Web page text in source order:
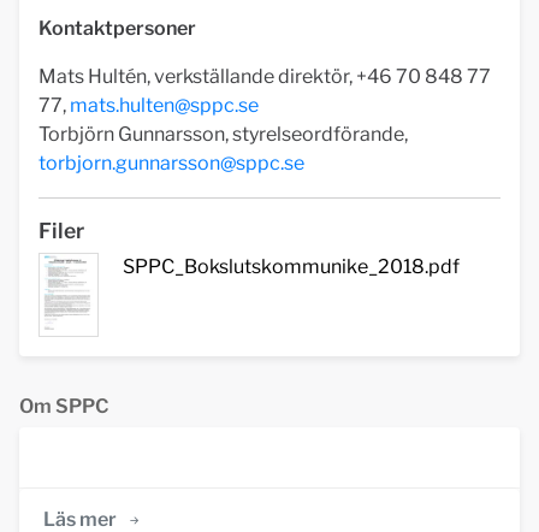
Kontaktpersoner
Mats Hultén, verkställande direktör, +46 70 848 77
77, mats.hulten@sppc.se
Torbjörn Gunnarsson, styrelseordförande,
torbjorn.gunnarsson@sppc.se
Filer
SPPC_Bokslutskommunike_2018.pdf
Om SPPC
Läs mer